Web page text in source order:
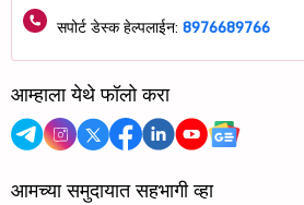
सपोर्ट डेस्क हेल्पलाईन: 8976689766
आम्हाला येथे फॉलो करा
आमच्या समुदायात सहभागी व्हा